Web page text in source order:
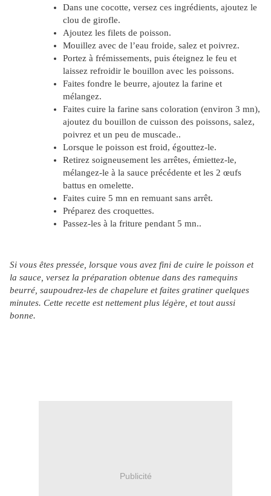
Dans une cocotte, versez ces ingrédients, ajoutez le
clou de girofle.
Ajoutez les filets de poisson.
Mouillez avec de l’eau froide, salez et poivrez.
Portez à frémissements, puis éteignez le feu et
laissez refroidir le bouillon avec les poissons.
Faites fondre le beurre, ajoutez la farine et
mélangez.
Faites cuire la farine sans coloration (environ 3 mn),
ajoutez du bouillon de cuisson des poissons, salez,
poivrez et un peu de muscade..
Lorsque le poisson est froid, égouttez-le.
Retirez soigneusement les arrêtes, émiettez-le,
mélangez-le à la sauce précédente et les 2 œufs
battus en omelette.
Faites cuire 5 mn en remuant sans arrêt.
Préparez des croquettes.
Passez-les à la friture pendant 5 mn..
Si vous êtes pressée, lorsque vous avez fini de cuire le poisson et
la sauce, versez la préparation obtenue dans des ramequins
beurré, saupoudrez-les de chapelure et faites gratiner quelques
minutes. Cette recette est nettement plus légère, et tout aussi
bonne.
Publicité